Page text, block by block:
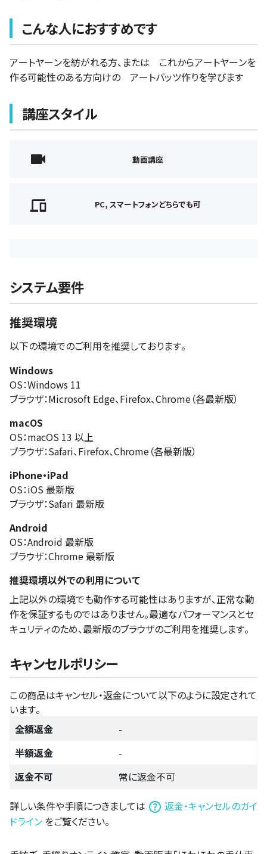
こんな人におすすめです
アートヤーンを紡がれる方、または これからアートヤーンを
作る可能性のある方向けの アートバッツ作りを学びます
講座スタイル
動画講座
PC, スマートフォンどちらでも可
システム要件
推奨環境
以下の環境でのご利用を推奨しております。
Windows
OS：Windows 11
ブラウザ：Microsoft Edge、Firefox、Chrome（各最新版）
macOS
OS：macOS 13 以上
ブラウザ：Safari、Firefox、Chrome（各最新版）
iPhone・iPad
OS：iOS 最新版
ブラウザ：Safari 最新版
Android
OS：Android 最新版
ブラウザ：Chrome 最新版
推奨環境以外での利用について
上記以外の環境でも動作する可能性はありますが、正常な動
作を保証するものではありません。最適なパフォーマンスとセ
キュリティのため、最新版のブラウザのご利用を推奨します。
キャンセルポリシー
この商品はキャンセル・返金について以下のように設定されて
います。
全額返金
-
半額返金
-
返金不可
常に返金不可
詳しい条件や手順につきましては
返金・キャンセルのガイ
ドライン をご覧ください。